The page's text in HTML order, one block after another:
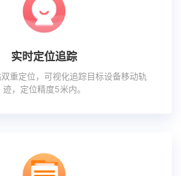
实时定位追踪
重定位，可视化追踪目标设备移动轨
迹，定位精度5米内。